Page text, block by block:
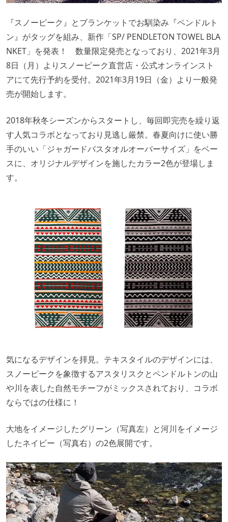
『スノーピーク』とブランケットでお馴染み『ペンドルト
ン』がタッグを組み、新作「SP/ PENDLETON TOWEL BLA
NKET」を発表！ 数量限定発売となっており、2021年3月
8日（月）よりスノーピーク直営店・公式オンラインスト
アにて先行予約を受付。2021年3月19日（金）より一般発
売が開始します。
2018年秋冬シーズンからスタートし、毎回即完売を繰り返
す人気コラボとなっており見逃し厳禁。春夏向けに使い勝
手のいい「ジャガードバスタオルオーバーサイズ」をベー
スに、オリジナルデザインを施したカラー2色が登場しま
す。
気になるデザインを拝見。テキスタイルのデザインには、
スノーピークを象徴するアスタリスクとペンドルトンの山
や川を表した自然モチーフがミックスされており、コラボ
ならではの仕様に！
大地をイメージしたグリーン（写真左）と河川をイメージ
したネイビー（写真右）の2色展開です。